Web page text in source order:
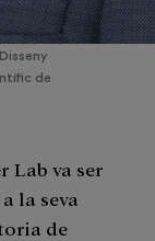
de
Lab va ser
la seva
de